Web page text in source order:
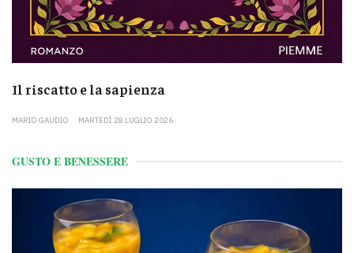
Il riscatto e la sapienza
MARIO GAUDIO MARTEDÌ 28 LUGLIO 2026
GUSTO E BENESSERE